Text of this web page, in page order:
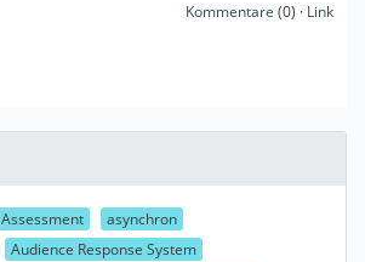
Kommentare (0) · Link
Assessment
asynchron
Audience Response System